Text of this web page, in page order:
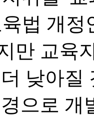
법 개
만 교육
낮아
으로 개